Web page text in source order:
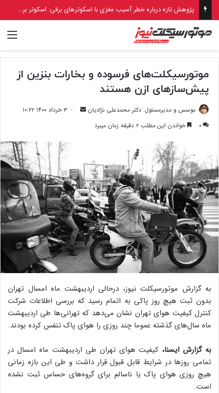
پژوهش تازه درباره خطر آسیب مغزی با اسکوترهای برقی: اسکوتر برقی، خطرناک‌تر از موتورسیکلت و دوچرخه!
موتورسیکلت‌های فرسوده و بخارات بنزین از
پیش‌سازهای ازن هستند
موسس و مدیرمسئول: دکتر محمدعلی نژادیان
ارسال ۳ خرداد ۱۴۰۰ ۱۰:۲۲
۰
خواندن این مطلب ۲ دقیقه زمان میبرد
به گزارش موتورسیکلت نیوز، درحالی اردیبهشت ماه امسال تهران
بدون ثبت هیچ روز پاکی به اتمام رسید که بررسی اطلاعات شرکت
کنترل کیفیت هوای تهران نشان می‌دهد که تهرانی‌ها طی اردیبهشت
ماه سال‌های گذشته عموما چند روزی را هوای پاک تنفس کرده‌ بودند.
به گزارش ایسنا، کیفیت هوای تهران طی اردیبهشت ماه امسال در
تمامی روزها در شرایط قابل قبول قرار داشت و طی این بازه زمانی
هیچ روزی هوای پاک یا ناسالم برای گروه‌های حساس ثبت نشده
است.